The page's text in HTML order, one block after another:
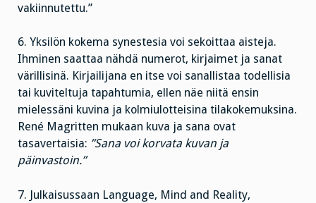
vakiinnutettu.”
6. Yksilön kokema synestesia voi sekoittaa aisteja.
Ihminen saattaa nähdä numerot, kirjaimet ja sanat
värillisinä. Kirjailijana en itse voi sanallistaa todellisia
tai kuviteltuja tapahtumia, ellen näe niitä ensin
mielessäni kuvina ja kolmiulotteisina tilakokemuksina.
René Magritten mukaan kuva ja sana ovat
tasavertaisia: ”Sana voi korvata kuvan ja
päinvastoin.”
7. Julkaisussaan Language, Mind and Reality,